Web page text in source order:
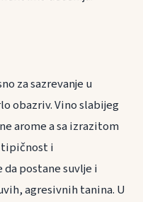
za sazrevanje u
obazriv. Vino slabijeg
arome a sa izrazitom
tipičnost i
postane suvlje i
agresivnih tanina. U